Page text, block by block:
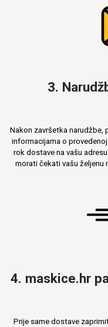
3.
Nakon završetka narudžbe,
informacijama o
rok dostave na vašu
morati čekati vašu željenu
4. maskice.hr
Prije same dostave
Mix